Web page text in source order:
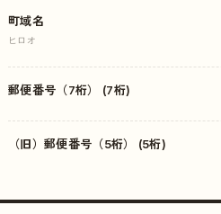
町域名
ヒロオ
郵便番号（7桁） (7桁)
（旧）郵便番号（5桁） (5桁)